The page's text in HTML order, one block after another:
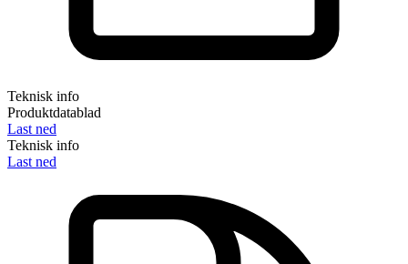
Teknisk info
Produktdatablad
Last ned
Teknisk info
Last ned